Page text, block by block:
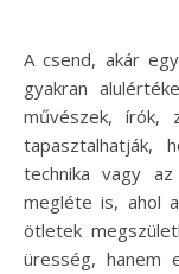
A csend, akár egy mély lélegzet a rohanó világ zajában,
gyakran
művészek, írók,
tapasztalhatják,
technika vagy
megléte is, ahol
ötletek
üresség, hanem